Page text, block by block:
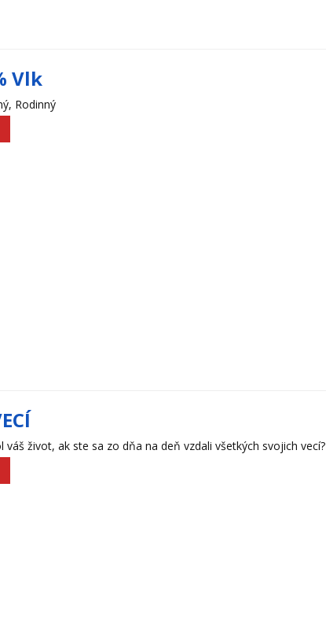
Vlk
Rodinný
váš život, ak ste sa zo dňa na deň vzdali všetkých svojich vecí?